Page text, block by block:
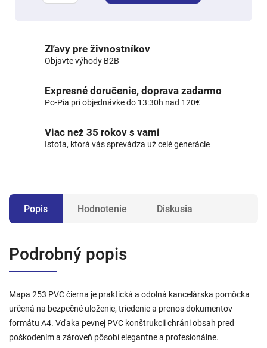
Zľavy pre živnostníkov
Objavte výhody B2B
Expresné doručenie, doprava zadarmo
Po-Pia pri objednávke do 13:30h nad 120€
Viac než 35 rokov s vami
Istota, ktorá vás sprevádza už celé generácie
Popis Hodnotenie Diskusia
Podrobný popis
Mapa 253 PVC čierna je praktická a odolná kancelárska pomôcka
určená na bezpečné uloženie, triedenie a prenos dokumentov
formátu A4. Vďaka pevnej PVC konštrukcii chráni obsah pred
poškodením a zároveň pôsobí elegantne a profesionálne.